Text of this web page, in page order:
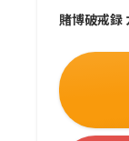
賭博破戒